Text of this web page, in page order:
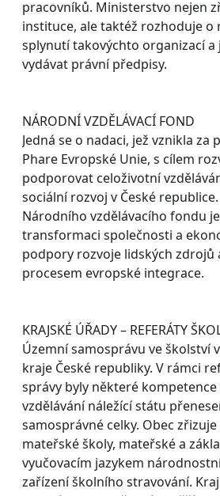
pracovníků. Ministerstvo nejen
instituce, ale taktéž rozhoduje o
splynutí takovýchto organizací a
vydávat právní předpisy.
NÁRODNÍ VZDĚLÁVACÍ FOND
Jedná se o nadaci, jež vznikla
Phare Evropské Unie, s cílem
podporovat celoživotní
sociální rozvoj v České
Národního vzdělávacího fondu
transformaci společnosti a
podpory rozvoje lidských zdrojů
procesem evropské integrace.
KRAJSKÉ ÚŘADY – REFERÁTY
Územní samosprávu ve školství
kraje České republiky. V rámci
správy byly některé
vzdělávání náležící státu
samosprávné celky. Obec
mateřské školy, mateřské a
vyučovacím jazykem
zařízení školního stravování.